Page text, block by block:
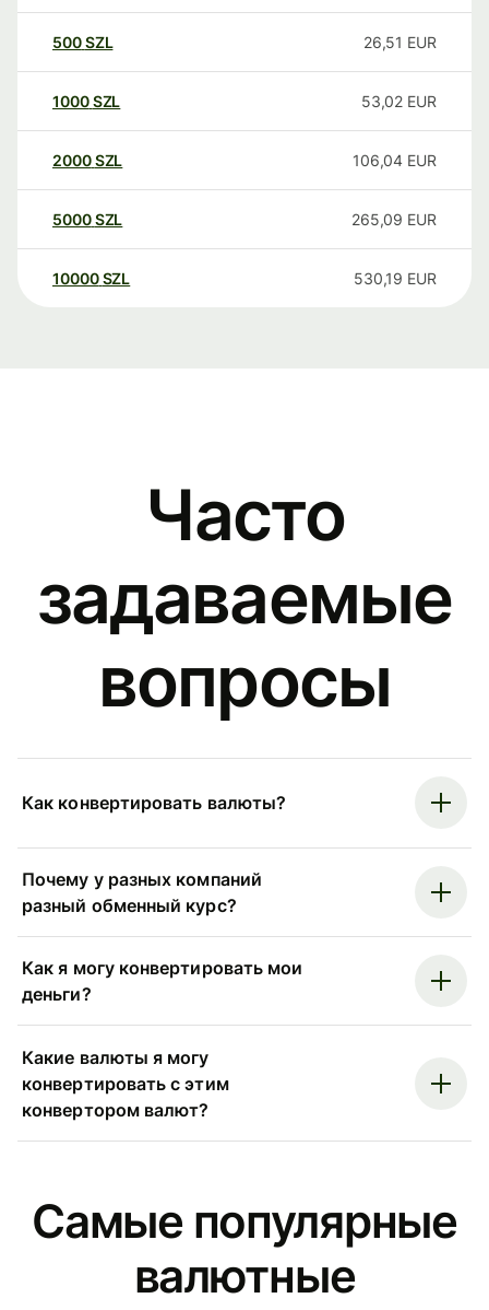
500SZL 26,51 EUR
1000SZL 53,02 EUR
2000SZL 106,04 EUR
5000SZL 265,09 EUR
10000 SZL 530,19 EUR
Часто
задаваемые
вопросы
Как конвертировать валюты?
Почему у разных компаний
разный обменный курс?
Как я могу конвертировать мои
деньги?
Какие валюты я могу
конвертировать с этим
конвертором валют?
Самые популярные
валютные